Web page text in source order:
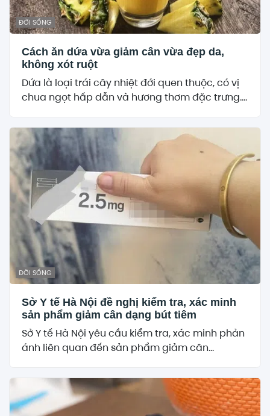
ĐỜI SỐNG
Cách ăn dứa vừa giảm cân vừa đẹp da,
không xót ruột
Dứa là loại trái cây nhiệt đới quen thuộc, có vị
chua ngọt hấp dẫn và hương thơm đặc trưng....
ĐỜI SỐNG
Sở Y tế Hà Nội đề nghị kiểm tra, xác minh
sản phẩm giảm cân dạng bút tiêm
Sở Y tế Hà Nội yêu cầu kiểm tra, xác minh phản
ánh liên quan đến sản phẩm giảm cân...